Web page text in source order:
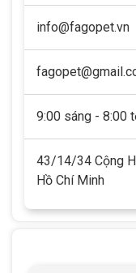
info@fagopet.vn
9:00 sáng - 8:00
43/14/34 Cộng
Hồ Chí Minh